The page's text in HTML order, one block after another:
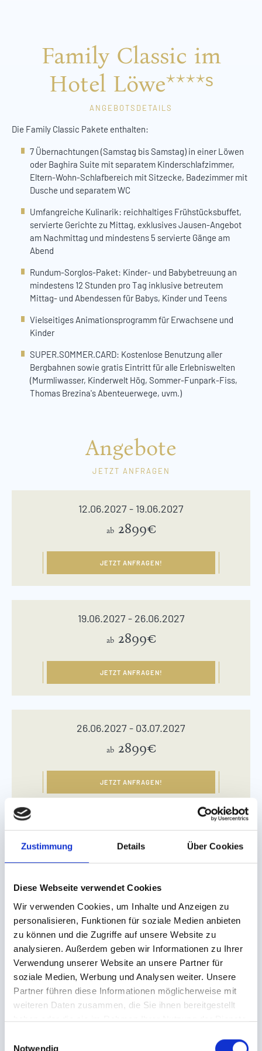
Zustimmung Details Über Cookies
Diese Webseite verwendet Cookies
Wir verwenden Cookies, um Inhalte und Anzeigen zu
personalisieren, Funktionen für soziale Medien anbieten
zu können und die Zugriffe auf unsere Website zu
analysieren. Außerdem geben wir Informationen zu Ihrer
Verwendung unserer Website an unsere Partner für
soziale Medien, Werbung und Analysen weiter. Unsere
Partner führen diese Informationen möglicherweise mit
weiteren Daten zusammen, die Sie ihnen bereitgestellt
haben oder die sie im Rahmen Ihrer Nutzung der Dienste
Notwendig
Family Classic im
Hotel Löwe****ˢ
ANGEBOTSDETAILS
Die Family Classic Pakete enthalten:
7 Übernachtungen (Samstag bis Samstag) in einer Löwen
oder Baghira Suite mit separatem Kinderschlafzimmer,
Eltern-Wohn-Schlafbereich mit Sitzecke, Badezimmer mit
Dusche und separatem WC
Umfangreiche Kulinarik: reichhaltiges Frühstücksbuffet,
servierte Gerichte zu Mittag, exklusives Jausen-Angebot
am Nachmittag und mindestens 5 servierte Gänge am
Abend
Rundum-Sorglos-Paket: Kinder- und Babybetreuung an
mindestens 12 Stunden pro Tag inklusive betreutem
Mittag- und Abendessen für Babys, Kinder und Teens
Vielseitiges Animationsprogramm für Erwachsene und
Kinder
SUPER.SOMMER.CARD: Kostenlose Benutzung aller
Bergbahnen sowie gratis Eintritt für alle Erlebniswelten
(Murmliwasser, Kinderwelt Hög, Sommer-Funpark-Fiss,
Thomas Brezina's Abenteuerwege, uvm.)
Angebote
JETZT ANFRAGEN
12.06.2027 - 19.06.2027
ab2899€
JETZT ANFRAGEN!
19.06.2027 - 26.06.2027
ab2899€
JETZT ANFRAGEN!
26.06.2027 - 03.07.2027
ab2899€
JETZT ANFRAGEN!
JETZT ANFRAGEN!
12.09.2026 - 19.09.2026
ab 2499€